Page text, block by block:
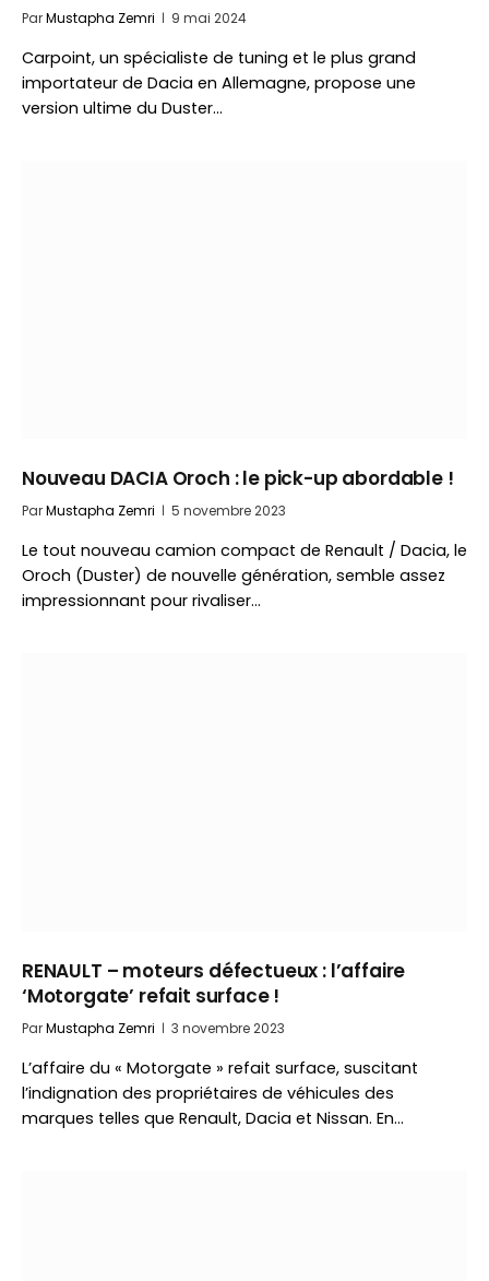
ParMustapha Zemri 9 mai 2024
Carpoint, un spécialiste de tuning et le plus grand
importateur de Dacia en Allemagne, propose une
version ultime du Duster…
Nouveau DACIA Oroch : le pick-up abordable !
ParMustapha Zemri 5 novembre 2023
Le tout nouveau camion compact de Renault / Dacia, le
Oroch (Duster) de nouvelle génération, semble assez
impressionnant pour rivaliser…
RENAULT – moteurs défectueux : l’affaire
‘Motorgate’ refait surface !
ParMustapha Zemri 3 novembre 2023
L’affaire du « Motorgate » refait surface, suscitant
l’indignation des propriétaires de véhicules des
marques telles que Renault, Dacia et Nissan. En…